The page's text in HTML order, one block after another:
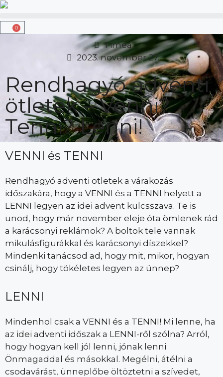
0
Timea
2023. november 27.
Rendhagyó adventi
ötletek – Venni?
Tenni? Lenni!
VENNI és TENNI
Rendhagyó adventi ötletek a várakozás
időszakára, hogy a VENNI és a TENNI helyett a
LENNI legyen az idei advent kulcsszava. Te is
unod, hogy már november eleje óta ömlenek rád
a karácsonyi reklámok? A boltok tele vannak
mikulásfigurákkal és karácsonyi díszekkel?
Mindenki tanácsod ad, hogy mit, mikor, hogyan
csinálj, hogy tökéletes legyen az ünnep?
LENNI
Mindenhol csak a VENNI és a TENNI! Mi lenne, ha
az idei adventi időszak a LENNI-ről szólna? Arról,
hogy hogyan kell jól lenni, jónak lenni
Önmagaddal és másokkal. Megélni, átélni a
csodavárást, ünneplőbe öltöztetni a szívedet,